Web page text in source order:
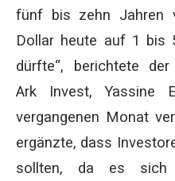
fünf bis zehn Jahren
Dollar heute auf 1 bis
dürfte“, berichtete
Ark Invest, Yassine
vergangenen Monat
ergänzte, dass
sollten, da es